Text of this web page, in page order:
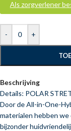
- +
Als zorgverlener
Beschrijving
Details: POLAR
Door de All-in-One-
materialen hebben
bijzonder